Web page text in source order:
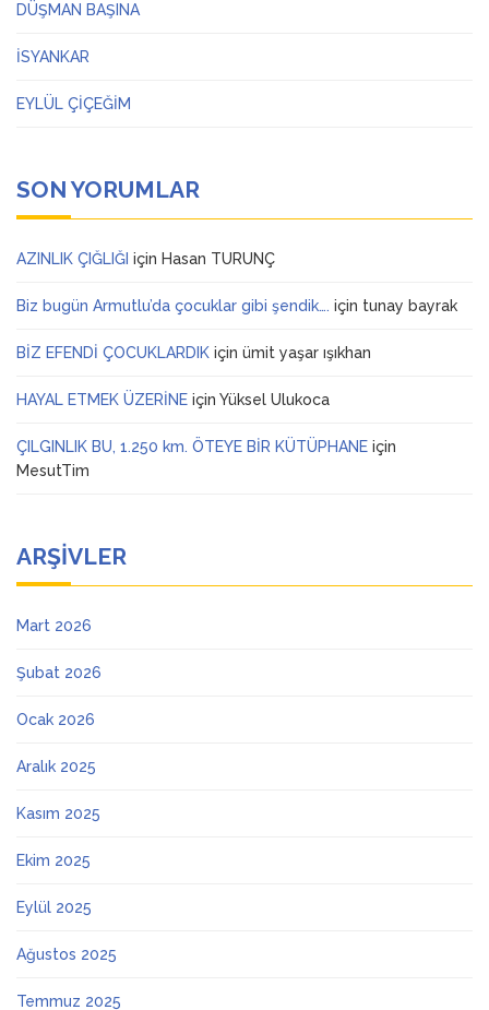
DÜŞMAN BAŞINA
İSYANKAR
EYLÜL ÇİÇEĞİM
SON YORUMLAR
AZINLIK ÇIĞLIĞI için Hasan TURUNÇ
Biz bugün Armutlu’da çocuklar gibi şendik…. için tunay bayrak
BİZ EFENDİ ÇOCUKLARDIK için ümit yaşar ışıkhan
HAYAL ETMEK ÜZERİNE için Yüksel Ulukoca
ÇILGINLIK BU, 1.250 km. ÖTEYE BİR KÜTÜPHANE için
MesutTim
ARŞIVLER
Mart 2026
Şubat 2026
Ocak 2026
Aralık 2025
Kasım 2025
Ekim 2025
Eylül 2025
Ağustos 2025
Temmuz 2025